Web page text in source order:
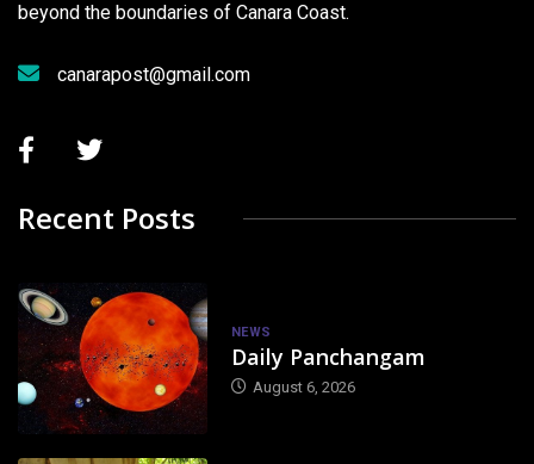
beyond the boundaries of Canara Coast.
canarapost@gmail.com
Recent Posts
NEWS
Daily Panchangam
August 6, 2026